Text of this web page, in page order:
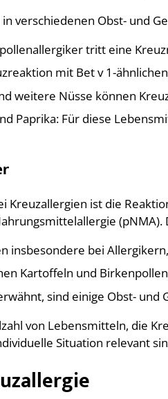
verschiedenen Obst- und
tritt eine
mit Bet v 1-
weitere Nüsse können
Paprika: Für diese
Kreuzallergien ist die
insbesondere bei
Kartoffeln und
sind einige Obst-
von Lebensmitteln, die
Situation relevant